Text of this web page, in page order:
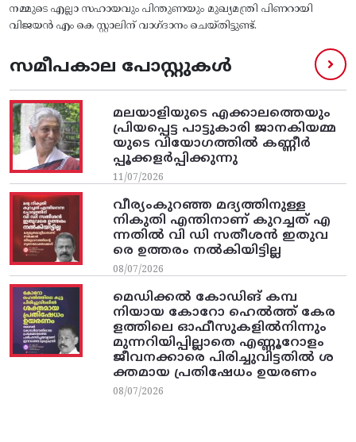
നമ്മുടെ എല്ലാ സഹായവും പിന്തുണയും മുഖ്യമന്ത്രി പിണറായി
വിജയൻ എം കെ സ്റ്റാലിന് വാഗ്ദാനം ചെയ്തിട്ടുണ്ട്.
സമീപകാല പോസ്റ്റുകൾ
മലയാളിയുടെ എക്കാലത്തെയും
പ്രിയപ്പെട്ട പാട്ടുകാരി ജാനകിയമ്മ
യുടെ വിയോഗത്തിൽ കണ്ണീർ
പ്പൂക്കളർപ്പിക്കുന്നു
11/07/2026
വീര്യംകുറഞ്ഞ മദ്യത്തിനുള്ള
നികുതി എന്തിനാണ് കുറച്ചത് എ
ന്നതിൽ വി ഡി സതീശൻ ഇതുവ
രെ ഉത്തരം നൽകിയിട്ടില്ല
08/07/2026
മെഡിക്കൽ കോഡിങ് കമ്പ
നിയായ കോറോ ഹെൽത്ത് കേര
ളത്തിലെ ഓഫീസുകളിൽനിന്നും
മുന്നറിയിപ്പില്ലാതെ എണ്ണൂറോളം
ജീവനക്കാരെ പിരിച്ചുവിട്ടതിൽ‌ ശ
ക്തമായ പ്രതിഷേധം ഉയരണം
08/07/2026